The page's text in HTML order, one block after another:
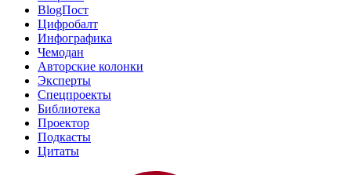
BlogПост
Цифробалт
Инфографика
Чемодан
Авторские колонки
Эксперты
Спецпроекты
Библиотека
Проектор
Подкасты
Цитаты